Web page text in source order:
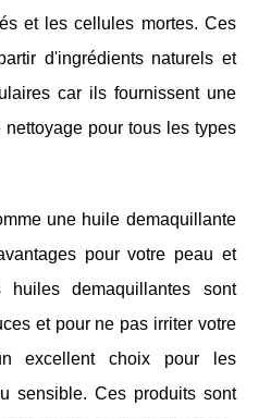
et les cellules mortes. Ces
d'ingrédients naturels et
car ils fournissent une
pour tous les types
une huile demaquillante
pour votre peau et
demaquillantes sont
et pour ne pas irriter votre
excellent choix pour les
sensible. Ces produits sont